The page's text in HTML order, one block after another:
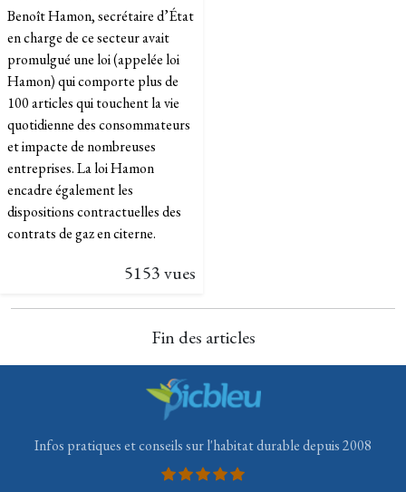
Benoît Hamon, secrétaire d’État
en charge de ce secteur avait
promulgué une loi (appelée loi
Hamon) qui comporte plus de
100 articles qui touchent la vie
quotidienne des consommateurs
et impacte de nombreuses
entreprises. La loi Hamon
encadre également les
dispositions contractuelles des
contrats de gaz en citerne.
5153 vues
Fin des articles
Infos pratiques et conseils sur l'habitat durable depuis 2008